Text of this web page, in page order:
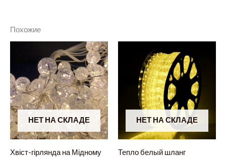
Похожие
НЕТ НА СКЛАДЕ
Хвіст-гірлянда на Мідному
НЕТ НА СКЛАДЕ
Тепло белый шланг